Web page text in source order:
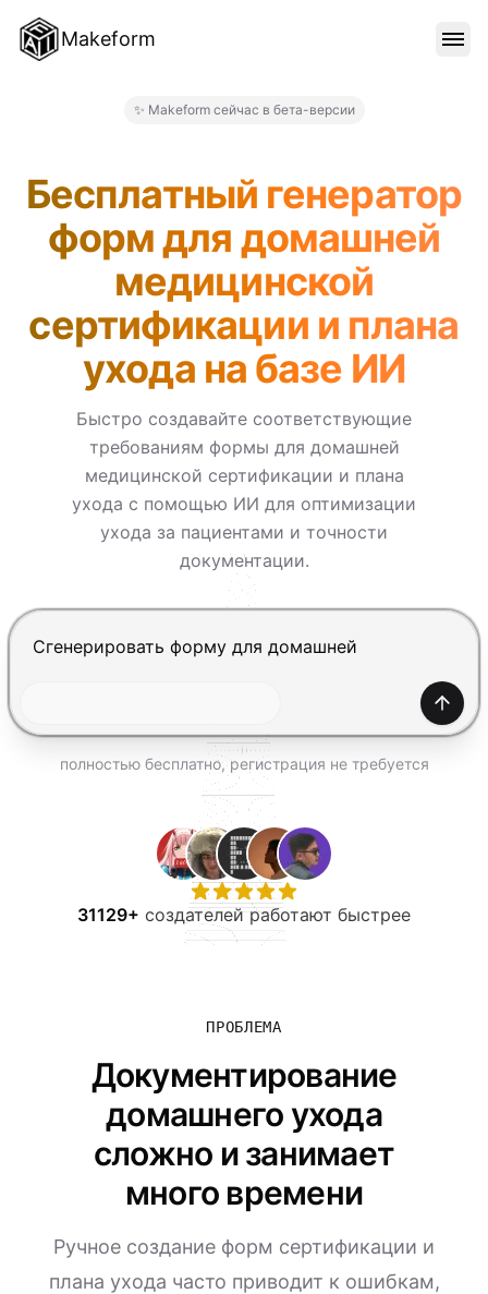
Makeform
БЛОГ
ЦЕНЫ
ВОЙТИ
ПОПРОБОВАТЬ БЕСПЛАТНО
✨ Makeform сейчас в бета-версии
Бесплатный генератор
форм для домашней
медицинской
сертификации и плана
ухода на базе ИИ
Быстро создавайте соответствующие
требованиям формы для домашней
медицинской сертификации и плана
ухода с помощью ИИ для оптимизации
ухода за пациентами и точности
документации.
Нажмите Enter, чтобы отправить, Shift+Enter —
полностью бесплатно, регистрация не требуется
31129+ создателей работают быстрее
ПРОБЛЕМА
Документирование
домашнего ухода
сложно и занимает
много времени
Ручное создание форм сертификации и
плана ухода часто приводит к ошибкам,